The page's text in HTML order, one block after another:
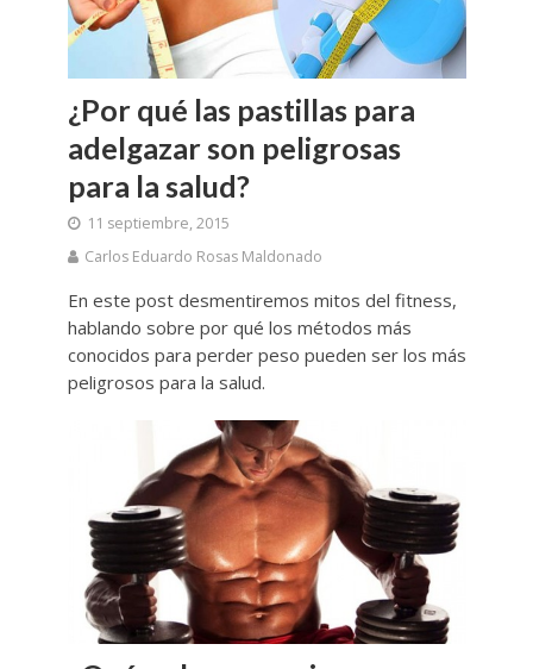
¿Por qué las pastillas para
adelgazar son peligrosas
para la salud?
11 septiembre, 2015
Carlos Eduardo Rosas Maldonado
En este post desmentiremos mitos del fitness,
hablando sobre por qué los métodos más
conocidos para perder peso pueden ser los más
peligrosos para la salud.